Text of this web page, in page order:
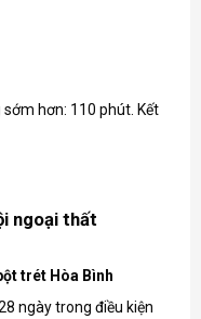
hơn: 110 phút. Kết
ngoại thất
trét Hòa Bình
ngày trong điều kiện